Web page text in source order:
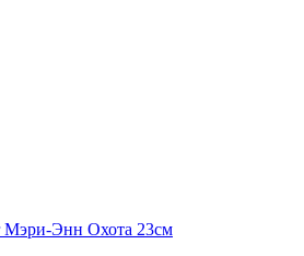
Мэри-Энн Охота 23см